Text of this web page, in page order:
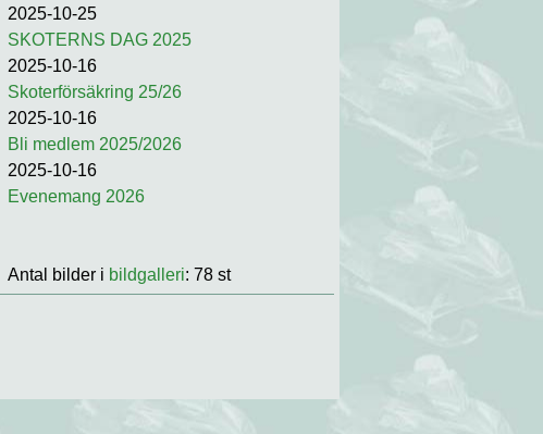
2025-10-25
SKOTERNS DAG 2025
2025-10-16
Skoterförsäkring 25/26
2025-10-16
Bli medlem 2025/2026
2025-10-16
Evenemang 2026
Antal bilder i bildgalleri: 78 st